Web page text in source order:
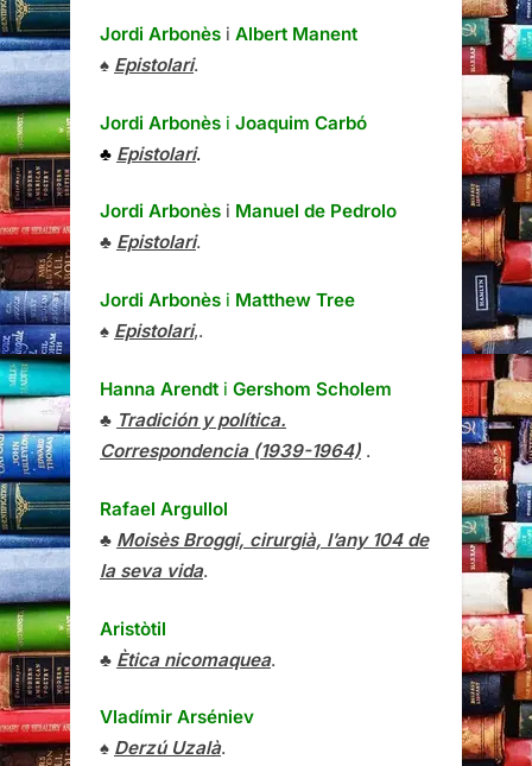
Jordi Arbonès i Albert Manent
♠ Epistolari.
Jordi Arbonès i Joaquim Carbó
♣ Epistolari.
Jordi Arbonès i Manuel de Pedrolo
♣ Epistolari.
Jordi Arbonès i Matthew Tree
♠ Epistolari,.
Hanna Arendt i Gershom Scholem
♣ Tradición y política.
Correspondencia (1939-1964) .
Rafael Argullol
♣ Moisès Broggi, cirurgià, l’any 104 de
la seva vida.
Aristòtil
♣ Ètica nicomaquea.
Vladímir Arséniev
♠ Derzú Uzalà.